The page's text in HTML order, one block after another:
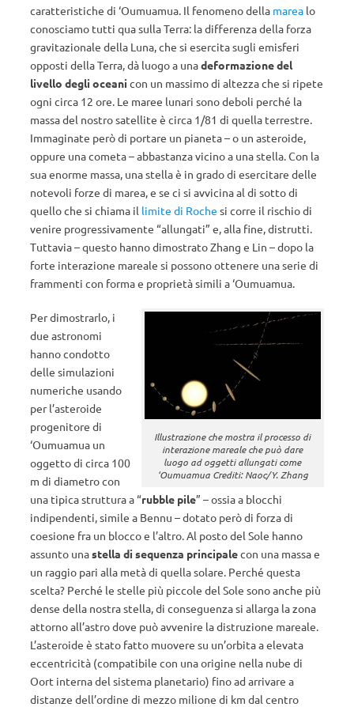
caratteristiche di ‘Oumuamua. Il fenomeno della marea lo
conosciamo tutti qua sulla Terra: la differenza della forza
gravitazionale della Luna, che si esercita sugli emisferi
opposti della Terra, dà luogo a unadeformazione del
livello degli oceani con un massimo di altezza che si ripete
ogni circa 12 ore. Le maree lunari sono deboli perché la
massa del nostro satellite è circa 1/81 di quella terrestre.
Immaginate però di portare un pianeta – o un asteroide,
oppure una cometa – abbastanza vicino a una stella. Con la
sua enorme massa, una stella è in grado di esercitare delle
notevoli forze di marea, e se ci si avvicina al di sotto di
quello che si chiama il limite di Roche si corre il rischio di
venire progressivamente “allungati” e, alla fine, distrutti.
Tuttavia – questo hanno dimostrato Zhang e Lin – dopo la
forte interazione mareale si possono ottenere una serie di
frammenti con forma e proprietà simili a ‘Oumuamua.
Illustrazione che mostra il processo di
interazione mareale che può dare
luogo ad oggetti allungati come
‘Oumuamua Crediti: Naoc/Y. Zhang
Per dimostrarlo, i
due astronomi
hanno condotto
delle simulazioni
numeriche usando
per l’asteroide
progenitore di
‘Oumuamua un
oggetto di circa 100
m di diametro con
una tipica struttura a “rubble pile” – ossia a blocchi
indipendenti, simile a Bennu – dotato però di forza di
coesione fra un blocco e l’altro. Al posto del Sole hanno
assunto unastella di sequenza principalecon una massa e
un raggio pari alla metà di quella solare. Perché questa
scelta? Perché le stelle più piccole del Sole sono anche più
dense della nostra stella, di conseguenza si allarga la zona
attorno all’astro dove può avvenire la distruzione mareale.
L’asteroide è stato fatto muovere su un’orbita a elevata
eccentricità (compatibile con una origine nella nube di
Oort interna del sistema planetario) fino ad arrivare a
distanze dell’ordine di mezzo milione di km dal centro